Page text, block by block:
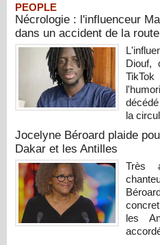
PEOPLE
Nécrologie : l'influenceur
dans un accident de la route
Diouf,
la
Jocelyne Béroard plaide
Dakar et les Antilles
Très
les